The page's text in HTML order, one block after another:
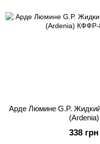
Арде Люмине G.P.
(Ardenia)
338 грн